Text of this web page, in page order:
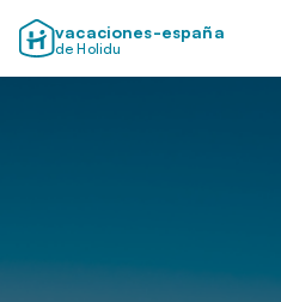
vacaciones-españa
de Holidu